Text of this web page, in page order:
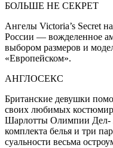
БОЛЬШЕ НЕ СЕКРЕТ
Ангелы Victoria’s Secret
России — вожделенное
вы­бором размеров и
«Европейском».
АНГЛОСЕКС
Британские девушки
своих люби­мых
Шарлотты Олимпии Дел-
комплекта белья и три
суальности весьма